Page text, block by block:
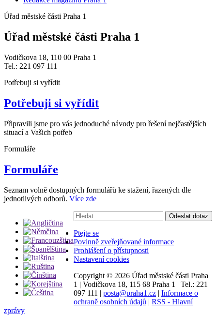
Úřad městské části Praha 1
Úřad městské části Praha 1
Vodičkova 18, 110 00 Praha 1
Tel.: 221 097 111
Potřebuji si vyřídit
Potřebuji si vyřídit
Připravili jsme pro vás jednoduché návody pro řešení nejčastějších
situací a Vašich potřeb
Formuláře
Formuláře
Seznam volně dostupných formulářů ke stažení, řazených dle
jednotlivých odborů. Více zde
Vyhledávání:
Odeslat dotaz
Ptejte se
Povinně zveřejňované informace
Prohlášení o přístupnosti
Nastavení cookies
Copyright © 2026 Úřad městské části Praha
1 | Vodičkova 18, 115 68 Praha 1 | Tel.: 221
097 111 | posta@praha1.cz | Informace o
ochraně osobních údajů | RSS - Hlavní
zprávy